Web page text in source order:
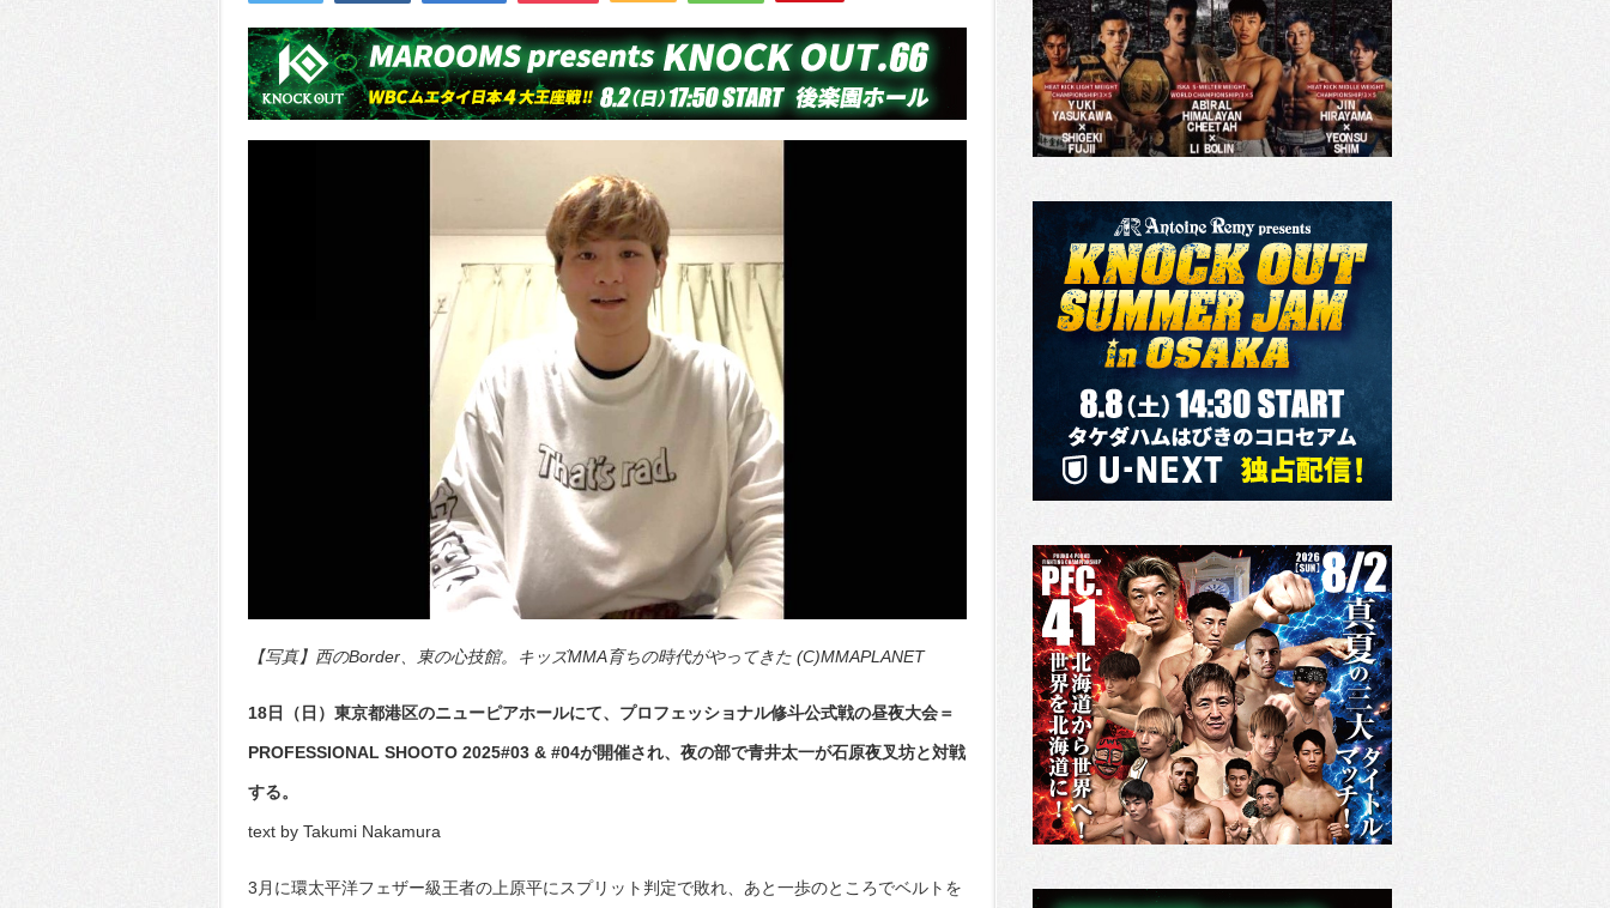
【写真】西のBorder、東の心技館。キッズMMA育ちの時代がやってきた (C)MMAPLANET
18日（日）東京都港区のニューピアホールにて、プロフェッショナル修斗公式戦の昼夜大会＝
PROFESSIONAL SHOOTO 2025#03 & #04が開催され、夜の部で青井太一が石原夜叉坊と対戦
する。
text by Takumi Nakamura
3月に環太平洋フェザー級王者の上原平にスプリット判定で敗れ、あと一歩のところでベルトを